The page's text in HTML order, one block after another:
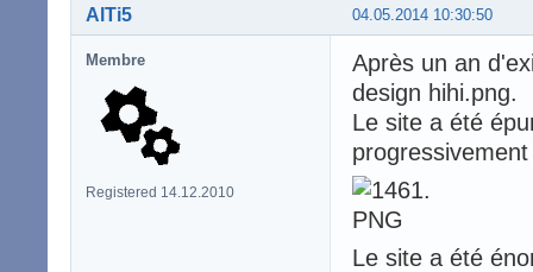
04.05.2014 10:30:50
AlTi5
Membre
Registered 14.12.2010
Après un an
design hihi.png.
Le site a été
Le site a été